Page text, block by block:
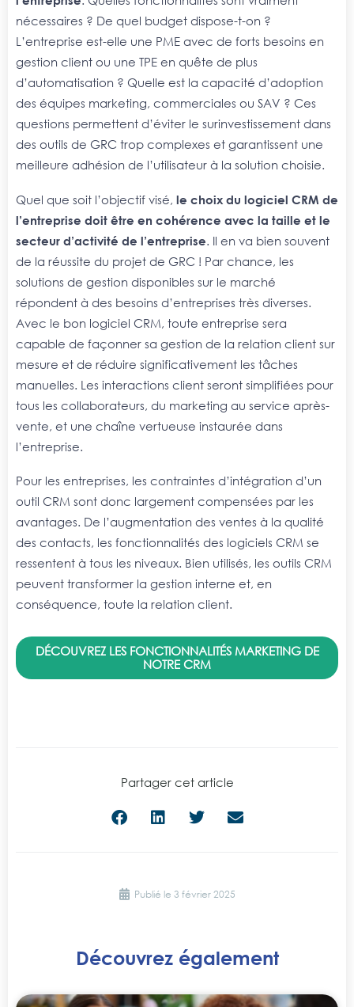
nécessaires ? De quel budget dispose-t-on ?
L’entreprise est-elle une PME avec de forts besoins en
gestion client ou une TPE en quête de plus
d’automatisation ? Quelle est la capacité d’adoption
des équipes marketing, commerciales ou SAV ? Ces
questions permettent d’éviter le surinvestissement dans
des outils de GRC trop complexes et garantissent une
meilleure adhésion de l’utilisateur à la solution choisie.
Quel que soit l’objectif visé, le choix du logiciel CRM de
l’entreprise doit être en cohérence avec la taille et le
secteur d’activité de l’entreprise. Il en va bien souvent
de la réussite du projet de GRC ! Par chance, les
solutions de gestion disponibles sur le marché
répondent à des besoins d’entreprises très diverses.
Avec le bon logiciel CRM, toute entreprise sera
capable de façonner sa gestion de la relation client sur
mesure et de réduire significativement les tâches
manuelles. Les interactions client seront simplifiées pour
tous les collaborateurs, du marketing au service après-
vente, et une chaîne vertueuse instaurée dans
l’entreprise.
Pour les entreprises, les contraintes d’intégration d’un
outil CRM sont donc largement compensées par les
avantages. De l’augmentation des ventes à la qualité
des contacts, les fonctionnalités des logiciels CRM se
ressentent à tous les niveaux. Bien utilisés, les outils CRM
peuvent transformer la gestion interne et, en
conséquence, toute la relation client.
DÉCOUVREZ LES FONCTIONNALITÉS MARKETING DE
NOTRE CRM
Partager cet article
Publié le 3 février 2025
Découvrez également